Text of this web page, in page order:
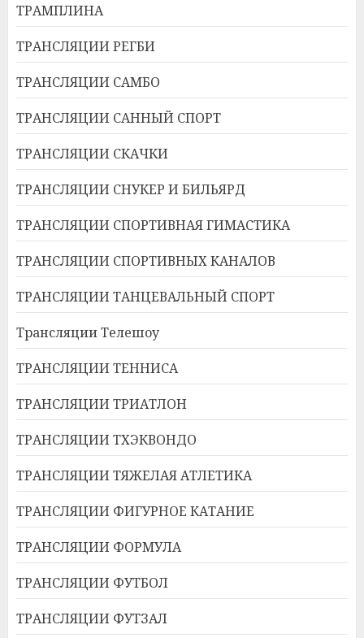
ТРАМПЛИНА
ТРАНСЛЯЦИИ РЕГБИ
ТРАНСЛЯЦИИ САМБО
ТРАНСЛЯЦИИ САННЫЙ СПОРТ
ТРАНСЛЯЦИИ СКАЧКИ
ТРАНСЛЯЦИИ СНУКЕР И БИЛЬЯРД
ТРАНСЛЯЦИИ СПОРТИВНАЯ ГИМАСТИКА
ТРАНСЛЯЦИИ СПОРТИВНЫХ КАНАЛОВ
ТРАНСЛЯЦИИ ТАНЦЕВАЛЬНЫЙ СПОРТ
Трансляции Телешоу
ТРАНСЛЯЦИИ ТЕННИСА
ТРАНСЛЯЦИИ ТРИАТЛОН
ТРАНСЛЯЦИИ ТХЭКВОНДО
ТРАНСЛЯЦИИ ТЯЖЕЛАЯ АТЛЕТИКА
ТРАНСЛЯЦИИ ФИГУРНОЕ КАТАНИЕ
ТРАНСЛЯЦИИ ФОРМУЛА
ТРАНСЛЯЦИИ ФУТБОЛ
ТРАНСЛЯЦИИ ФУТЗАЛ